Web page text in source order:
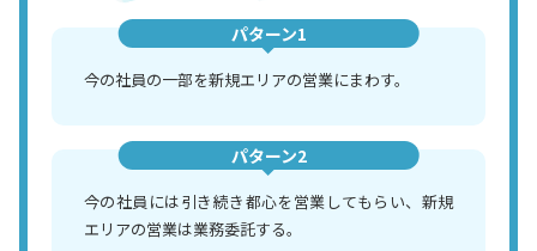
パターン1
今の社員の一部を新規エリアの営業にまわす。
パターン2
今の社員には引き続き都心を営業してもらい、新規
エリアの営業は業務委託する。